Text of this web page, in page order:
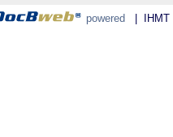
powered | IHMT -